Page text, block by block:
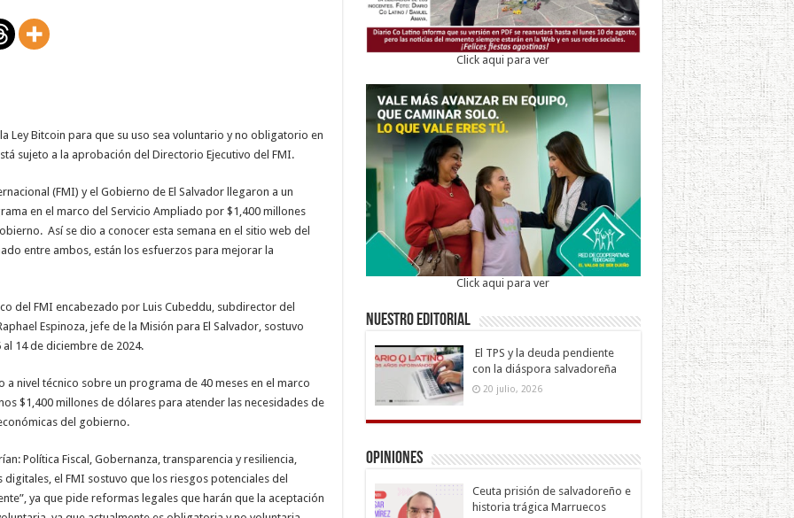
Ley Bitcoin para que su uso sea voluntario y no obligatorio en
sujeto a la aprobación del Directorio Ejecutivo del FMI.
(FMI) y el Gobierno de El Salvador llegaron a un
en el marco del Servicio Ampliado por $1,400 millones
Así se dio a conocer esta semana en el sitio web del
entre ambos, están los esfuerzos para mejorar la
del FMI encabezado por Luis Cubeddu, subdirector del
Espinoza, jefe de la Misión para El Salvador, sostuvo
14 de diciembre de 2024.
nivel técnico sobre un programa de 40 meses en el marco
$1,400 millones de dólares para atender las necesidades de
del gobierno.
Política Fiscal, Gobernanza, transparencia y resiliencia,
el FMI sostuvo que los riesgos potenciales del
ya que pide reformas legales que harán que la aceptación
Click aqui para ver
Click aqui para ver
Nuestro Editorial
El TPS y la deuda pendiente
con la diáspora salvadoreña
20 julio, 2026
Opiniones
Ceuta prisión de salvadoreño e
historia trágica Marruecos